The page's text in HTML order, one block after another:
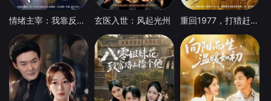
情绪主宰：我靠反转人生封神 玄医入世：风起光州 重回1977，打猎赶山娶老婆